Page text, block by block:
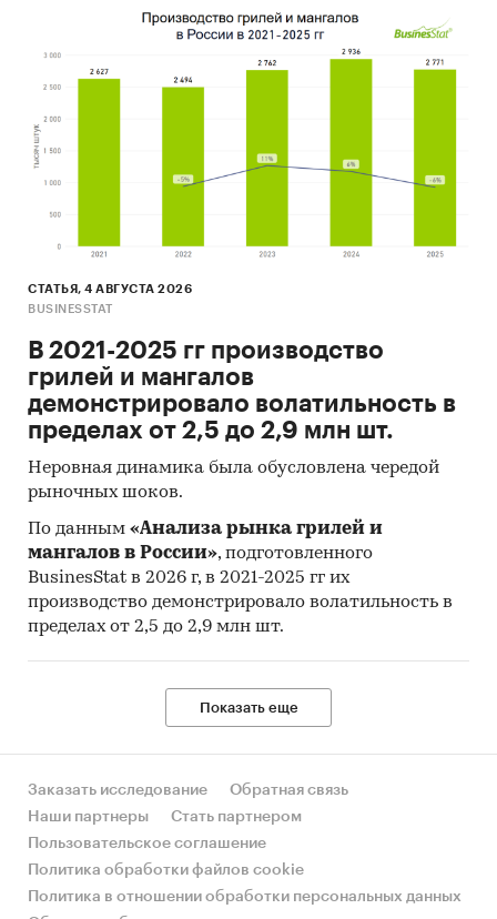
СТАТЬЯ, 4 АВГУСТА 2026
BUSINESSTAT
В 2021-2025 гг производство
грилей и мангалов
демонстрировало волатильность в
пределах от 2,5 до 2,9 млн шт.
Неровная динамика была обусловлена чередой
рыночных шоков.
По данным «Анализа рынка грилей и
мангалов в России», подготовленного
BusinesStat в 2026 г, в 2021-2025 гг их
производство демонстрировало волатильность в
пределах от 2,5 до 2,9 млн шт.
Показать еще
Заказать исследование
Обратная связь
Наши партнеры
Стать партнером
Пользовательское соглашение
Политика обработки файлов cookie
Политика в отношении обработки персональных данных